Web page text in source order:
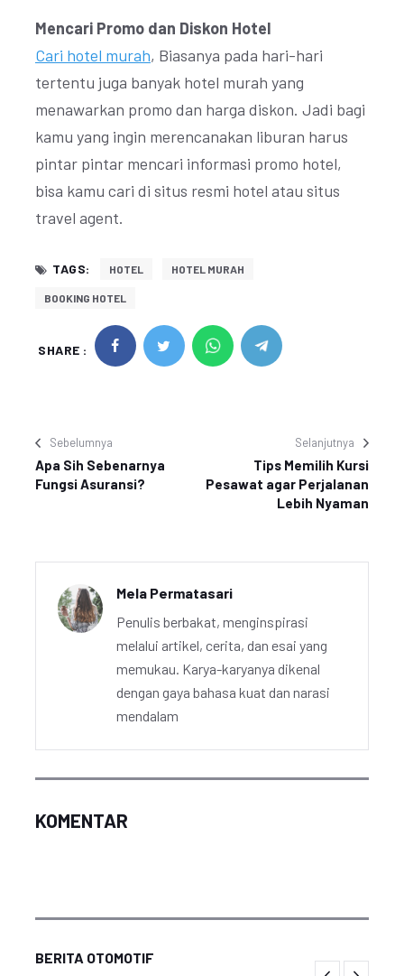
Mencari Promo dan Diskon Hotel
Cari hotel murah, Biasanya pada hari-hari
tertentu juga banyak hotel murah yang
menawarkan promo dan harga diskon. Jadi bagi
kamu yang ingin merencanakan liburan harus
pintar pintar mencari informasi promo hotel,
bisa kamu cari di situs resmi hotel atau situs
travel agent.
TAGS: HOTEL HOTEL MURAH
BOOKING HOTEL
SHARE :
Sebelumnya
Apa Sih Sebenarnya
Fungsi Asuransi?
Selanjutnya
Tips Memilih Kursi
Pesawat agar Perjalanan
Lebih Nyaman
Mela Permatasari
Penulis berbakat, menginspirasi
melalui artikel, cerita, dan esai yang
memukau. Karya-karyanya dikenal
dengan gaya bahasa kuat dan narasi
mendalam
KOMENTAR
BERITA OTOMOTIF